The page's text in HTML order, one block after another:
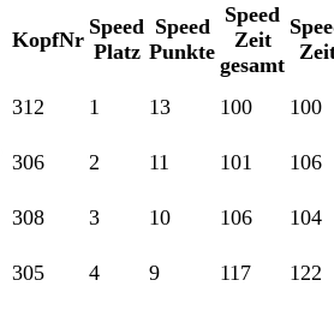
KopfNr
Speed
Platz
Speed
Punkte
Speed
Zeit
gesamt
312 1 13 100
100
306 2 11 101
106
308 3 10 106
104
305 4 9 117
122